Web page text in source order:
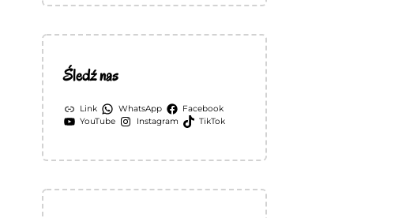
Śledź nas
Link WhatsApp
Facebook
YouTube
Instagram TikTok